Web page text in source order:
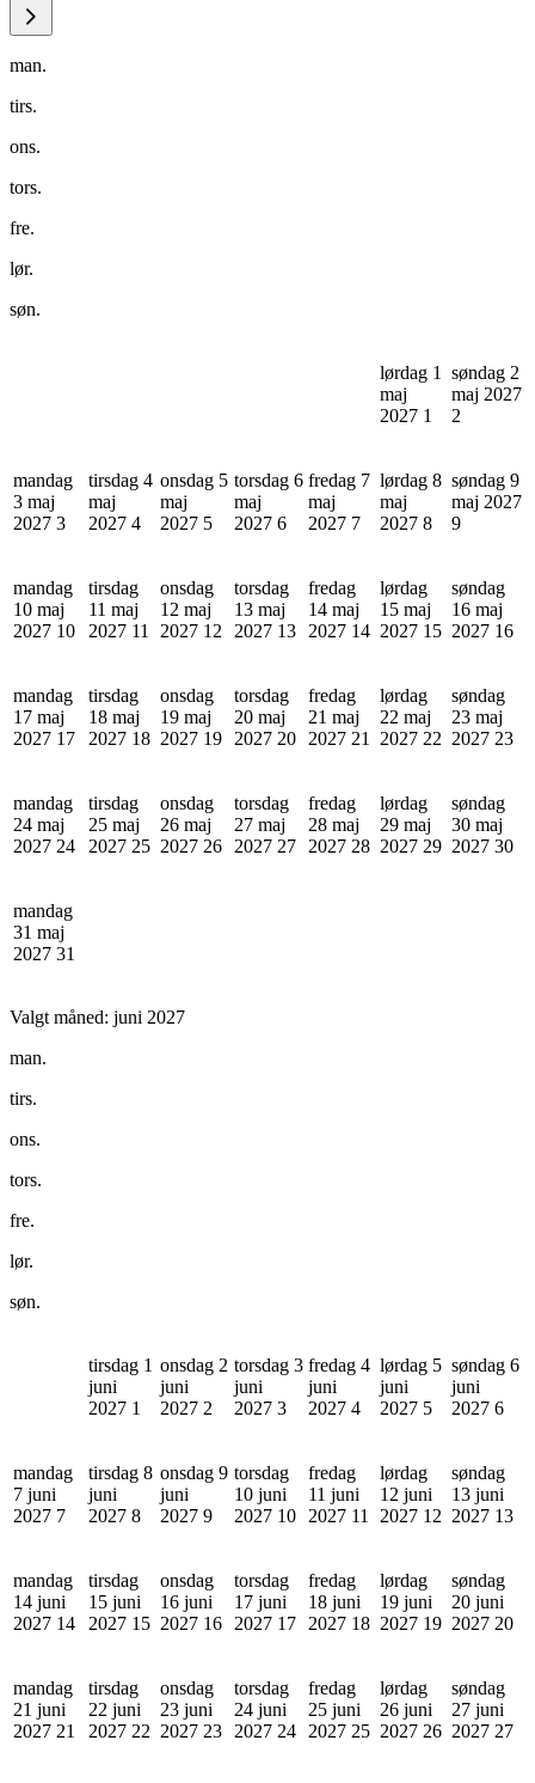
man.
tirs.
ons.
tors.
fre.
lør.
søn.
lørdag 1
maj
2027 1
søndag 2
maj 2027
2
mandag
3 maj
2027 3
tirsdag 4
maj
2027 4
onsdag 5
maj
2027 5
torsdag 6
maj
2027 6
fredag 7
maj
2027 7
lørdag 8
maj
2027 8
søndag 9
maj 2027
9
mandag
10 maj
2027 10
tirsdag
11 maj
2027 11
onsdag
12 maj
2027 12
torsdag
13 maj
2027 13
fredag
14 maj
2027 14
lørdag
15 maj
2027 15
søndag
16 maj
2027 16
mandag
17 maj
2027 17
tirsdag
18 maj
2027 18
onsdag
19 maj
2027 19
torsdag
20 maj
2027 20
fredag
21 maj
2027 21
lørdag
22 maj
2027 22
søndag
23 maj
2027 23
mandag
24 maj
2027 24
tirsdag
25 maj
2027 25
onsdag
26 maj
2027 26
torsdag
27 maj
2027 27
fredag
28 maj
2027 28
lørdag
29 maj
2027 29
søndag
30 maj
2027 30
mandag
31 maj
2027 31
Valgt måned: juni 2027
man.
tirs.
ons.
tors.
fre.
lør.
søn.
tirsdag 1
juni
2027 1
onsdag 2
juni
2027 2
torsdag 3
juni
2027 3
fredag 4
juni
2027 4
lørdag 5
juni
2027 5
søndag 6
juni
2027 6
mandag
7 juni
2027 7
tirsdag 8
juni
2027 8
onsdag 9
juni
2027 9
torsdag
10 juni
2027 10
fredag
11 juni
2027 11
lørdag
12 juni
2027 12
søndag
13 juni
2027 13
mandag
14 juni
2027 14
tirsdag
15 juni
2027 15
onsdag
16 juni
2027 16
torsdag
17 juni
2027 17
fredag
18 juni
2027 18
lørdag
19 juni
2027 19
søndag
20 juni
2027 20
mandag
21 juni
2027 21
tirsdag
22 juni
2027 22
onsdag
23 juni
2027 23
torsdag
24 juni
2027 24
fredag
25 juni
2027 25
lørdag
26 juni
2027 26
søndag
27 juni
2027 27